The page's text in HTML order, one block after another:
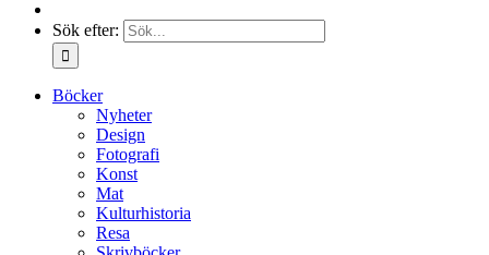
Sök efter:
Böcker
Nyheter
Design
Fotografi
Konst
Mat
Kulturhistoria
Resa